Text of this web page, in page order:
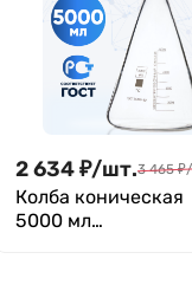
2 634 ₽/шт.3 465 ₽/
Колба коническая
5000 мл